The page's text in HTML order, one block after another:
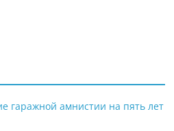
гаражной амнистии на пять лет